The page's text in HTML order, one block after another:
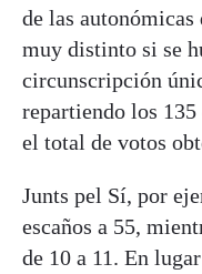
de las
muy distinto si se
circunscripción
repartiendo los 135
el total de votos
Junts pel Sí, por
escaños a 55,
de 10 a 11. En